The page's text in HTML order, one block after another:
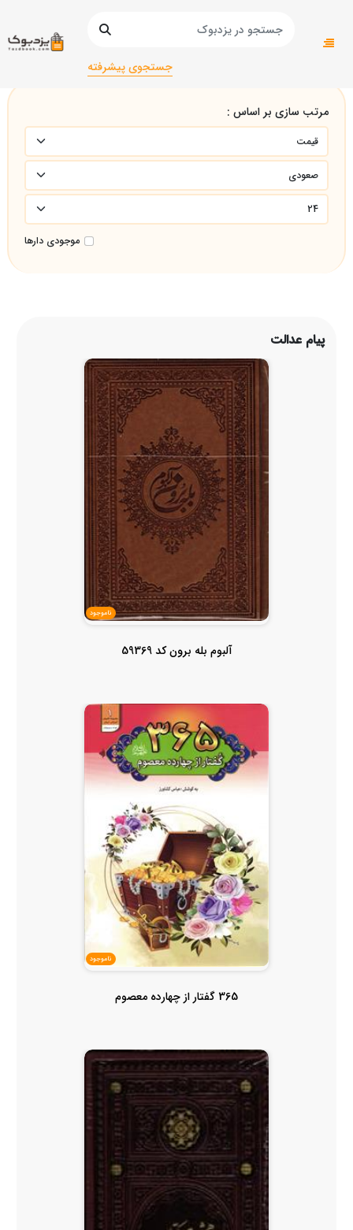
جستجوی پیشرفته
صفحه اصلی
مرتب سازی بر اساس :
موجودی دارها
پیام عدالت
ناموجود
آلبوم بله برون کد 59369
ناموجود
365 گفتار از چهارده معصوم